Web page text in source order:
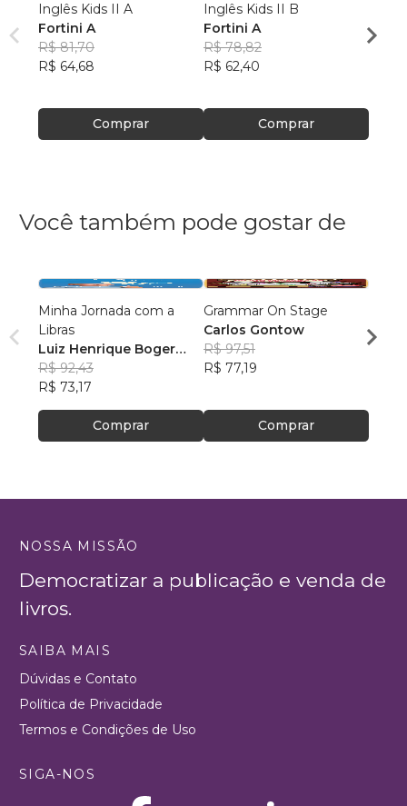
Inglês Kids II A
Fortini A
R$ 81,70
R$ 64,68
Comprar
Inglês Kids II B
Fortini A
R$ 78,82
R$ 62,40
Comprar
R$
Você também pode gostar de
Minha Jornada com a
Libras
Luiz Henrique Boger
Wessling
R$ 92,43
R$ 73,17
Comprar
Grammar On Stage
Carlos Gontow
R$ 97,51
R$ 77,19
Comprar
NOSSA MISSÃO
Democratizar a publicação e venda de
livros.
SAIBA MAIS
Dúvidas e Contato
Política de Privacidade
Termos e Condições de Uso
SIGA-NOS